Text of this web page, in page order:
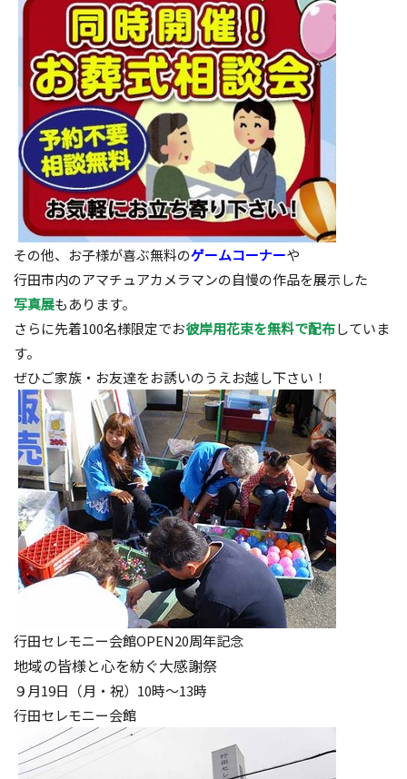
その他、お子様が喜ぶ無料のゲームコーナーや
行田市内のアマチュアカメラマンの自慢の作品を展示した
写真展もあります。
さらに先着100名様限定でお彼岸用花束を無料で配布していま
す。
ぜひご家族・お友達をお誘いのうえお越し下さい！
行田セレモニー会館OPEN20周年記念
地域の皆様と心を紡ぐ大感謝祭
９月19日（月・祝）10時～13時
行田セレモニー会館